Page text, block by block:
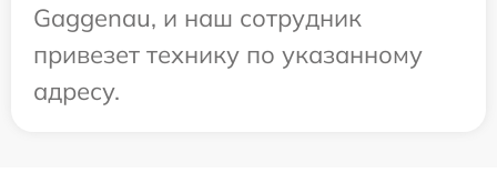
Gaggenau, и наш сотрудник
привезет технику по указанному
адресу.